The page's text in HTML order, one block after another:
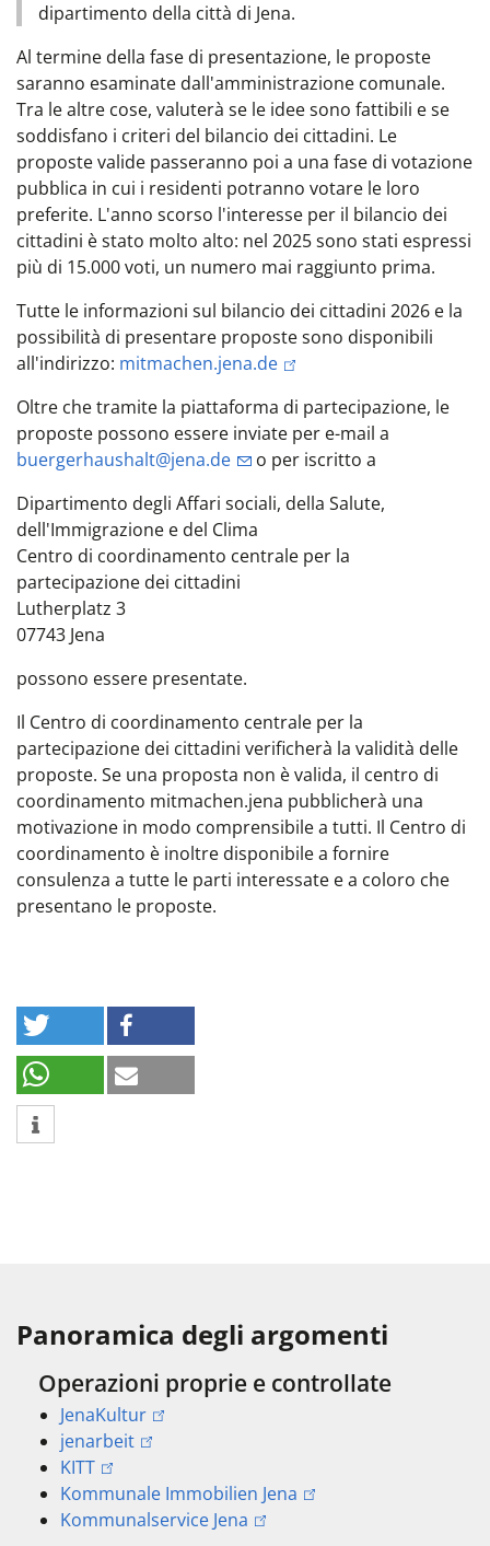
dipartimento della città di Jena.
Al termine della fase di presentazione, le proposte
saranno esaminate dall'amministrazione comunale.
Tra le altre cose, valuterà se le idee sono fattibili e se
soddisfano i criteri del bilancio dei cittadini. Le
proposte valide passeranno poi a una fase di votazione
pubblica in cui i residenti potranno votare le loro
preferite. L'anno scorso l'interesse per il bilancio dei
cittadini è stato molto alto: nel 2025 sono stati espressi
più di 15.000 voti, un numero mai raggiunto prima.
Tutte le informazioni sul bilancio dei cittadini 2026 e la
possibilità di presentare proposte sono disponibili
all'indirizzo: mitmachen.jena.de
Oltre che tramite la piattaforma di partecipazione, le
proposte possono essere inviate per e-mail a
buergerhaushalt@jena.de
o per iscritto a
Dipartimento degli Affari sociali, della Salute,
dell'Immigrazione e del Clima
Centro di coordinamento centrale per la
partecipazione dei cittadini
Lutherplatz 3
07743 Jena
possono essere presentate.
Il Centro di coordinamento centrale per la
partecipazione dei cittadini verificherà la validità delle
proposte. Se una proposta non è valida, il centro di
coordinamento mitmachen.jena pubblicherà una
motivazione in modo comprensibile a tutti. Il Centro di
coordinamento è inoltre disponibile a fornire
consulenza a tutte le parti interessate e a coloro che
presentano le proposte.
Panoramica degli argomenti
Operazioni proprie e controllate
JenaKultur
jenarbeit
KITT
Kommunale Immobilien Jena
Kommunalservice Jena